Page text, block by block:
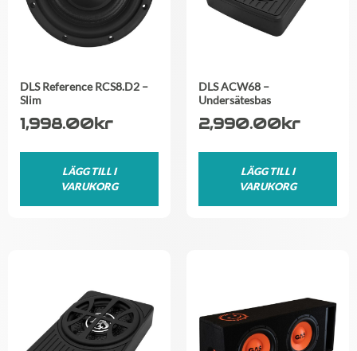
DLS Reference RCS8.D2 –
Slim
1,998.00kr
LÄGG TILL I
VARUKORG
DLS ACW68 –
Undersätesbas
2,990.00kr
LÄGG TILL I
VARUKORG